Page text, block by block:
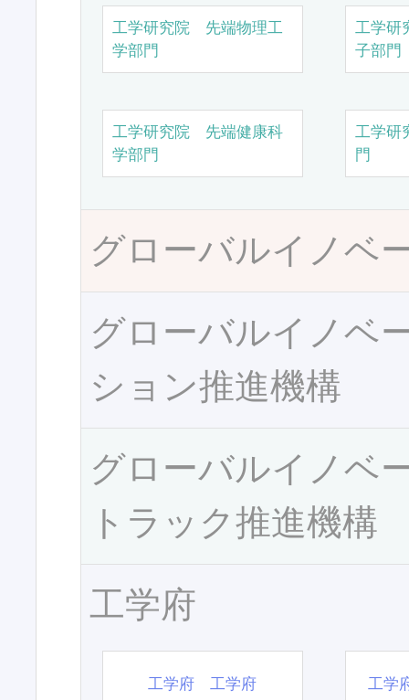
工学研究院 先端物理工
学部門
工学研
子部門
工学研究院 先端健康科
学部門
工学研
門
グローバルイノベ
グローバルイノベ
ション推進機構
グローバルイノベ
トラック推進機構
工学府
工学府 工学府 工学